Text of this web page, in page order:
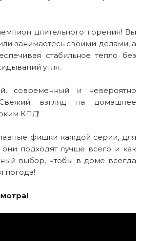
длительного горения! Вы
занимаетесь своими делами, а
стабильное тепло без
угля.
современный и невероятно
взгляд на домашнее
КПД!
фишки каждой серии, для
подходят лучше всего и как
выбор, чтобы в доме всегда
погода!